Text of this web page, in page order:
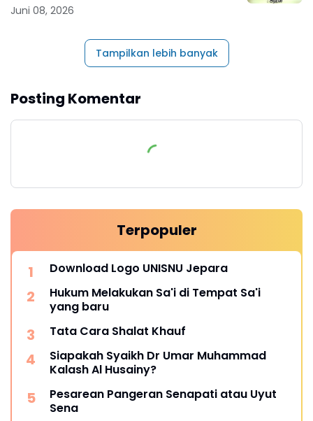
Juni 08, 2026
Tampilkan lebih banyak
Posting Komentar
Terpopuler
Download Logo UNISNU Jepara
Hukum Melakukan Sa'i di Tempat Sa'i
yang baru
Tata Cara Shalat Khauf
Siapakah Syaikh Dr Umar Muhammad
Kalash Al Husainy?
Pesarean Pangeran Senapati atau Uyut
Sena